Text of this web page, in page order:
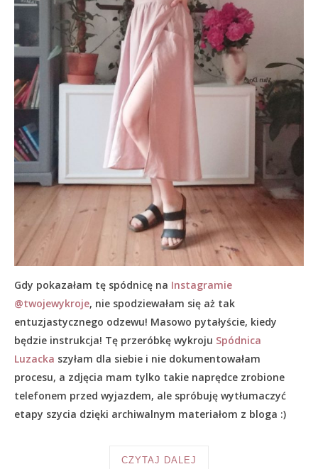
Gdy pokazałam tę spódnicę na Instagramie
@twojewykroje, nie spodziewałam się aż tak
entuzjastycznego odzewu! Masowo pytałyście, kiedy
będzie instrukcja! Tę przeróbkę wykroju Spódnica
Luzacka szyłam dla siebie i nie dokumentowałam
procesu, a zdjęcia mam tylko takie naprędce zrobione
telefonem przed wyjazdem, ale spróbuję wytłumaczyć
etapy szycia dzięki archiwalnym materiałom z bloga :)
CZYTAJ DALEJ